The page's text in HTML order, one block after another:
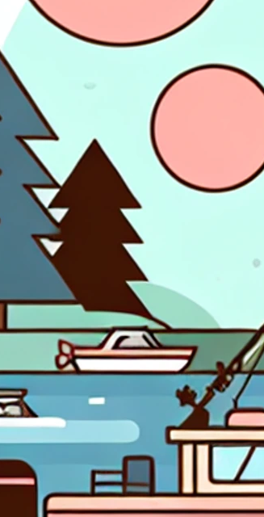
intorno al sito.
essere impostati attraverso il nostro sito
aziende per costruire un profilo dei tuoi
al sito web di ricordare le scelte che
trovi) e forniscono funzionalità migliorate e più
Accetta tutti Solo necessari